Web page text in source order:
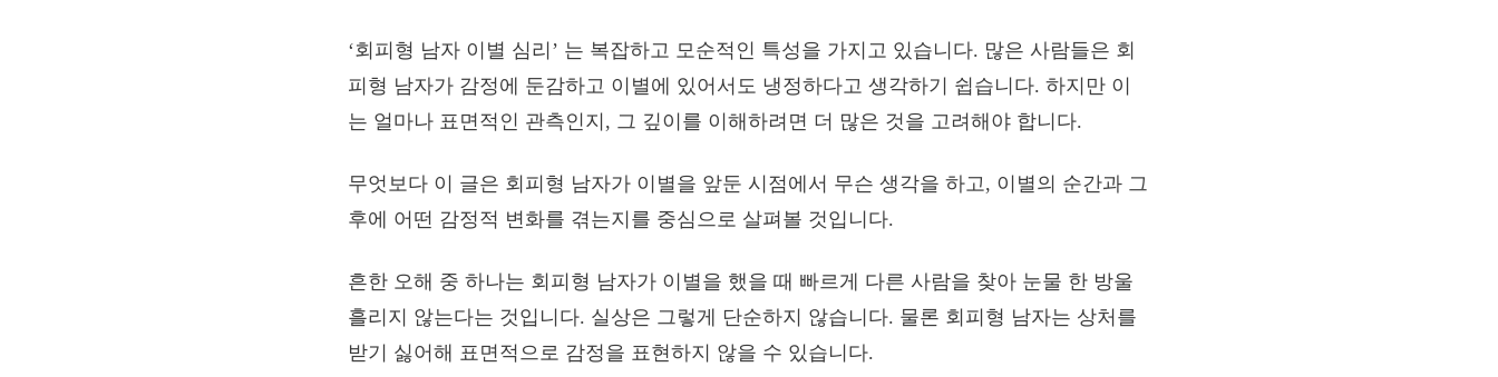
‘회피형 남자 이별 심리’ 는 복잡하고 모순적인 특성을 가지고 있습니다. 많은 사람들은 회
피형 남자가 감정에 둔감하고 이별에 있어서도 냉정하다고 생각하기 쉽습니다. 하지만 이
는 얼마나 표면적인 관측인지, 그 깊이를 이해하려면 더 많은 것을 고려해야 합니다.
무엇보다 이 글은 회피형 남자가 이별을 앞둔 시점에서 무슨 생각을 하고, 이별의 순간과 그
후에 어떤 감정적 변화를 겪는지를 중심으로 살펴볼 것입니다.
흔한 오해 중 하나는 회피형 남자가 이별을 했을 때 빠르게 다른 사람을 찾아 눈물 한 방울
흘리지 않는다는 것입니다. 실상은 그렇게 단순하지 않습니다. 물론 회피형 남자는 상처를
받기 싫어해 표면적으로 감정을 표현하지 않을 수 있습니다.